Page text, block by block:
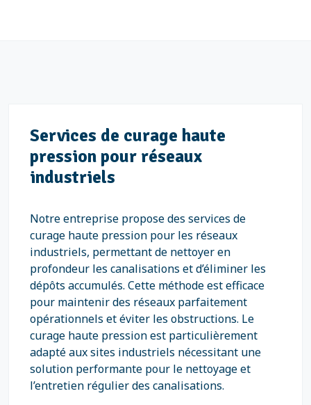
Services de curage haute
pression pour réseaux
industriels
Notre entreprise propose des services de
curage haute pression pour les réseaux
industriels, permettant de nettoyer en
profondeur les canalisations et d’éliminer les
dépôts accumulés. Cette méthode est efficace
pour maintenir des réseaux parfaitement
opérationnels et éviter les obstructions. Le
curage haute pression est particulièrement
adapté aux sites industriels nécessitant une
solution performante pour le nettoyage et
l’entretien régulier des canalisations.